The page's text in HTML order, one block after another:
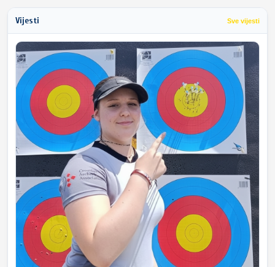
Vijesti Sve vijesti